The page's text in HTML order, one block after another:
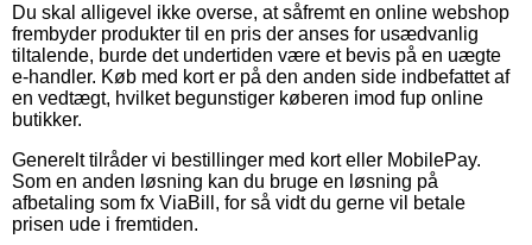
Du skal alligevel ikke overse, at såfremt en online webshop
frembyder produkter til en pris der anses for usædvanlig
tiltalende, burde det undertiden være et bevis på en uægte
e-handler. Køb med kort er på den anden side indbefattet af
en vedtægt, hvilket begunstiger køberen imod fup online
butikker.
Generelt tilråder vi bestillinger med kort eller MobilePay.
Som en anden løsning kan du bruge en løsning på
afbetaling som fx ViaBill, for så vidt du gerne vil betale
prisen ude i fremtiden.